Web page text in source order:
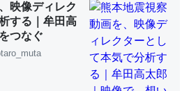
と画策中。あと、Googleマップで
。電池残量や充電中かが分かるので
分かる。
った遠方の父67歳と僕。ITツール導入で
に変化した｜tayorini by LIFULL介護
映像ディレク
する｜牟田高
つなぐ